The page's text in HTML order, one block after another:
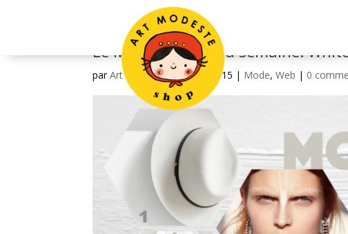
Le Moodboard de la semaine:
parArt Modeste Avr 27, 2015 | Mode,Web | 0